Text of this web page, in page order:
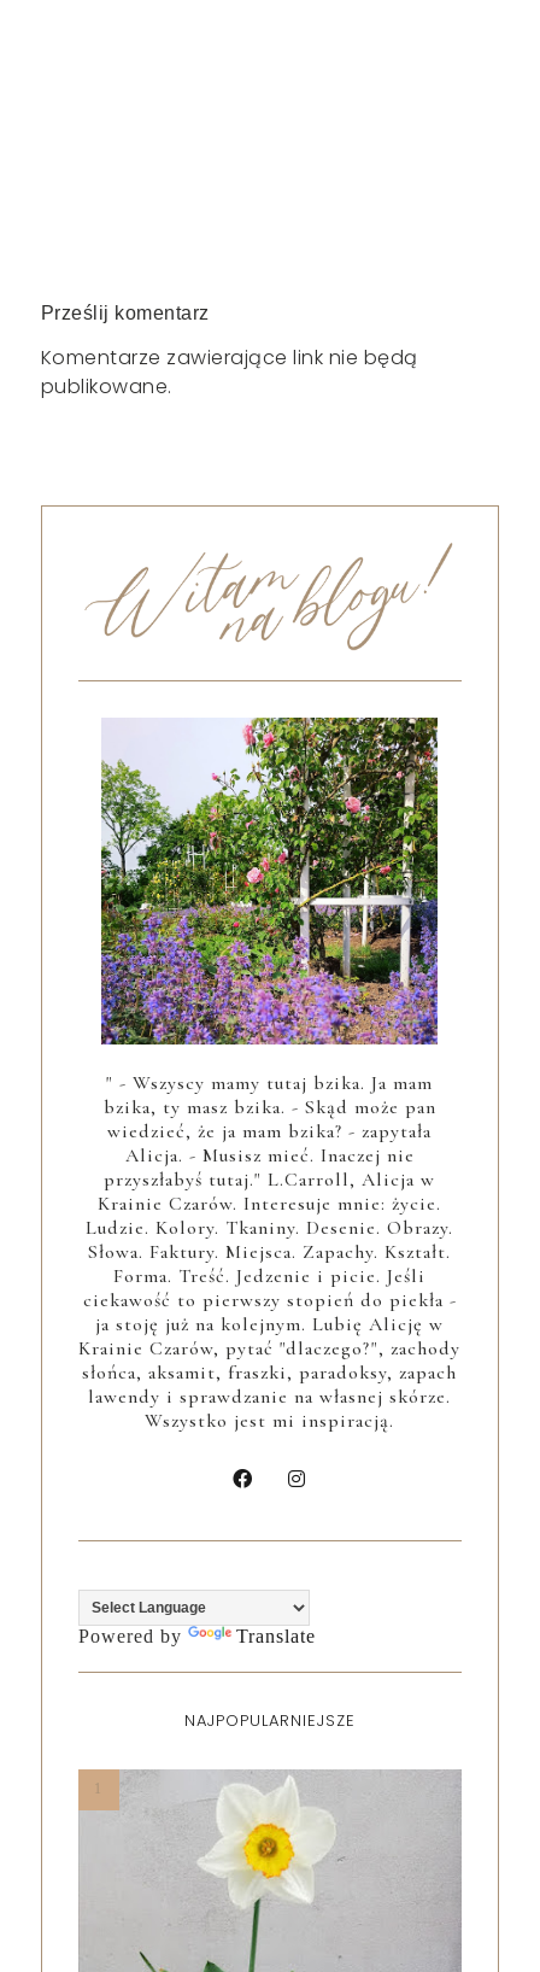
Prześlij komentarz
Komentarze zawierające link nie będą
publikowane.
" - Wszyscy mamy tutaj bzika. Ja mam
bzika, ty masz bzika. - Skąd może pan
wiedzieć, że ja mam bzika? - zapytała
Alicja. - Musisz mieć. Inaczej nie
przyszłabyś tutaj." L.Carroll, Alicja w
Krainie Czarów. Interesuje mnie: życie.
Ludzie. Kolory. Tkaniny. Desenie. Obrazy.
Słowa. Faktury. Miejsca. Zapachy. Kształt.
Forma. Treść. Jedzenie i picie. Jeśli
ciekawość to pierwszy stopień do piekła -
ja stoję już na kolejnym. Lubię Alicję w
Krainie Czarów, pytać "dlaczego?", zachody
słońca, aksamit, fraszki, paradoksy, zapach
lawendy i sprawdzanie na własnej skórze.
Wszystko jest mi inspiracją.
Powered by Translate
NAJPOPULARNIEJSZE